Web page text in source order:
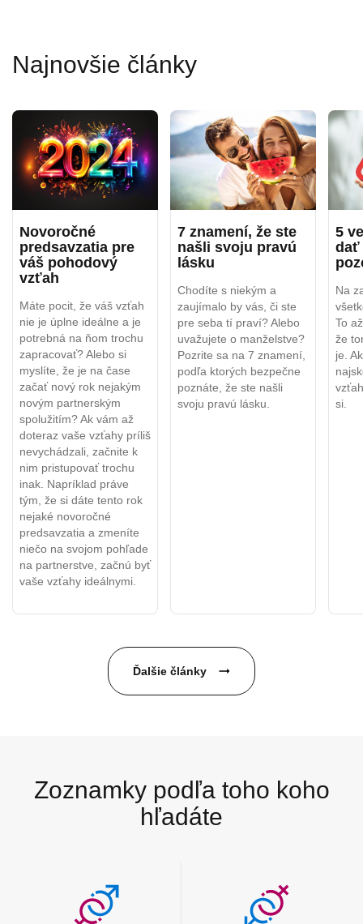
Najnovšie články
Novoročné
predsavzatia pre
váš pohodový
vzťah
Máte pocit, že váš vzťah
nie je úplne ideálne a je
potrebná na ňom trochu
zapracovať? Alebo si
myslíte, že je na čase
začať nový rok nejakým
novým partnerským
spolužitím? Ak vám až
doteraz vaše vzťahy príliš
nevychádzali, začnite k
nim pristupovať trochu
inak. Napríklad práve
tým, že si dáte tento rok
nejaké novoročné
predsavzatia a zmeníte
niečo na svojom pohľade
na partnerstve, začnú byť
vaše vzťahy ideálnymi.
7 znamení, že ste
našli svoju pravú
lásku
Chodíte s niekým a
zaujímalo by vás, či ste
pre seba tí praví? Alebo
uvažujete o manželstve?
Pozrite sa na 7 znamení,
podľa ktorých bezpečne
poznáte, že ste našli
svoju pravú lásku.
5
dať
Na
To
že
je.
si.
Ďalšie články
Zoznamky podľa toho koho
hľadáte